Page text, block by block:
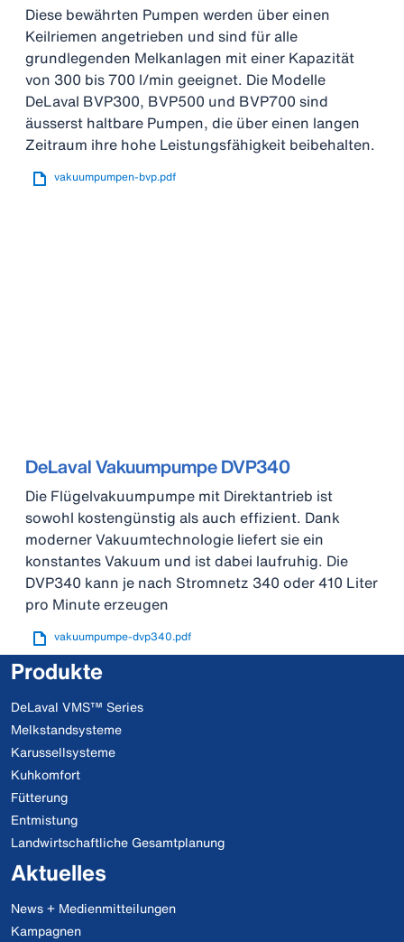
Diese bewährten Pumpen werden über einen
Keilriemen angetrieben und sind für alle
grundlegenden Melkanlagen mit einer Kapazität
von 300 bis 700 l/min geeignet. Die Modelle
DeLaval BVP300, BVP500 und BVP700 sind
äusserst haltbare Pumpen, die über einen langen
Zeitraum ihre hohe Leistungsfähigkeit beibehalten.
vakuumpumpen-bvp.pdf
DeLaval Vakuumpumpe DVP340
Die Flügelvakuumpumpe mit Direktantrieb ist
sowohl kostengünstig als auch effizient. Dank
moderner Vakuumtechnologie liefert sie ein
konstantes Vakuum und ist dabei laufruhig. Die
DVP340 kann je nach Stromnetz 340 oder 410 Liter
pro Minute erzeugen
vakuumpumpe-dvp340.pdf
Produkte
DeLaval VMS™ Series
Melkstandsysteme
Karussellsysteme
Kuhkomfort
Fütterung
Entmistung
Landwirtschaftliche Gesamtplanung
Aktuelles
News + Medienmitteilungen
Kampagnen